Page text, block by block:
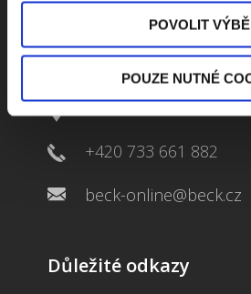
POVOLIT
POUZE NUTNÉ
Kontaktuje nás
Jungmannova 34, 110
+420 733 661 882
beck-online@beck.cz
Důležité odkazy